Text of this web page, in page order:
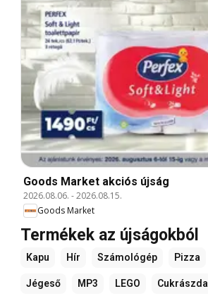
Goods Market akciós újság
2026.08.06. -2026.08.15.
Goods Market
Termékek az újságokból
Kapu Hír Számológép Pizza
Jégeső MP3 LEGO Cukrászda